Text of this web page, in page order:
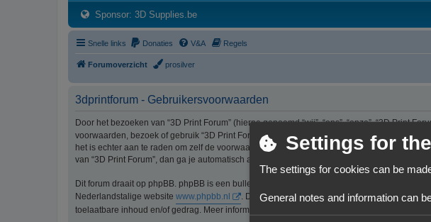
Sponsor: 3D Supplies.be(Opens a new tab)
Snelle links Donaties V&A Regels
Forumoverzicht prosilver
3dprintforum - Gebruikersvoorwaarden
Door het bezoeken van “3D Print Forum” (hierna genoemd “wij”, “ons”, “onze”, “3D Print
voorwaarden, bezoek of gebruik “3D Print Forum” dan niet langer. We hebben het recht
het is echter aan te raden om zelf de voorwaarden regelmatig te controleren op
van “3D Print Forum”, dan ga je automatisch akkoord met de wijzigingen en of toevoegingen.
Dit forum draait op phpBB. phpBB is een bulletinboardoplossing die is uitgebracht onder
Nederlandstalige website www.phpbb.nl
. De phpBB-software maakt internetgebaseerde
toelaatbare inhoud en/of gedrag. Meer informatie over phpBB kun je vinden op
Settings for
The settings for cookies can be
General notes and information can